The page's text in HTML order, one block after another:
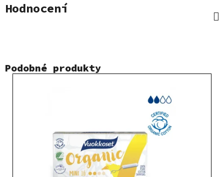
Hodnocení
Podobné produkty